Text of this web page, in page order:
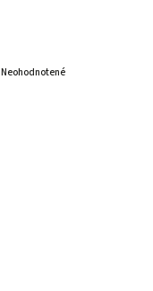
Neohodnotené